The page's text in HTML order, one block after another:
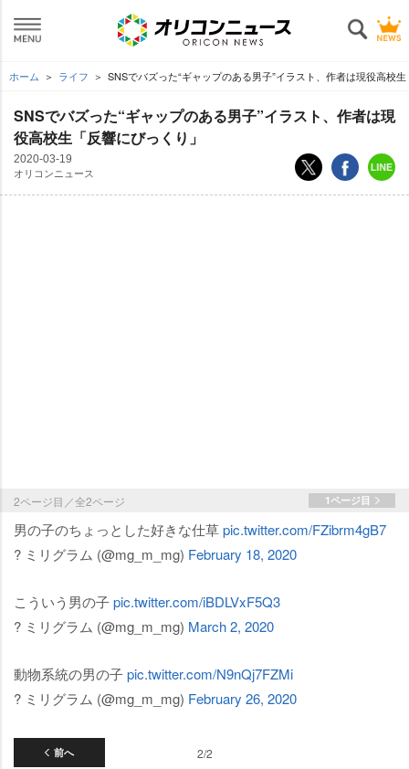
ホーム ライフ SNSでバズった“ギャップのある男子”イラスト、作者は現役高校
SNSでバズった“ギャップのある男子”イラスト、作者は現
役高校生「反響にびっくり」
2020-03-19
オリコンニュース
2ページ目／全2ページ 1ページ目
男の子のちょっとした好きな仕草pic.twitter.com/FZibrm4gB7
? ミリグラム (@mg_m_mg) February 18, 2020
こういう男の子pic.twitter.com/iBDLVxF5Q3
? ミリグラム (@mg_m_mg) March 2, 2020
動物系統の男の子pic.twitter.com/N9nQj7FZMi
? ミリグラム (@mg_m_mg) February 26, 2020
前へ 2/2